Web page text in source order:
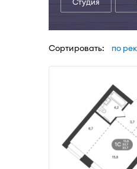
Сортировать: по